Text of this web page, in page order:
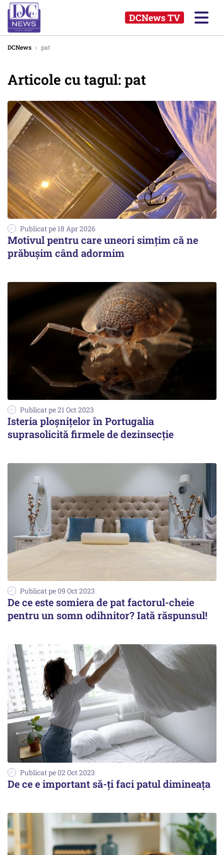
DCNews TV
DCNews › pat
Articole cu tagul: pat
Publicat pe 18 Apr 2026
Motivul pentru care uneori simțim că ne
prăbușim când adormim
Publicat pe 21 Oct 2023
Isteria ploșnițelor în Portugalia
suprasolicită firmele de dezinsecție
Publicat pe 09 Oct 2023
De ce este somiera de pat factorul-cheie
pentru un somn odihnitor? Iată răspunsul!
Publicat pe 02 Oct 2023
De ce e important să-ți faci patul dimineața